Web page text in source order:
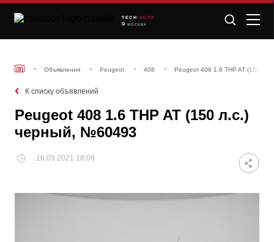
TECH /AUTO
МОСКВА
Объявления Peugeot 408 Peugeot 408 1.6 THP AT (150
К списку объявлений
Peugeot 408 1.6 THP AT (150 л.с.)
черный, №60493
16.09.2021 18:09